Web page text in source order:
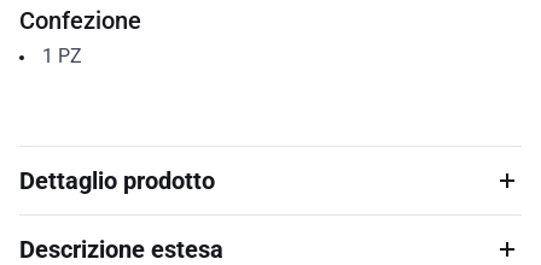
Confezione
1 PZ
Dettaglio prodotto
Descrizione estesa